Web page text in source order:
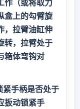
作（或将取力
盒上的勾臂旋
，拉臂油缸伸
转，拉臂处于
箱体弯钩对
手柄是否处于
扳动锁紧手